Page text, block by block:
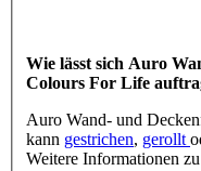
Wie lässt sich Auro
Colours For Life
Auro Wand- und
kann gestrichen, gerollt
Weitere Informationen